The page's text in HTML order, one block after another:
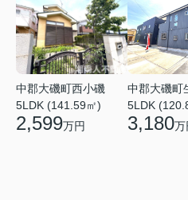
中郡大磯町西小磯
5LDK (141.59㎡)
2,599万円
中郡大磯町
5LDK
3,180万